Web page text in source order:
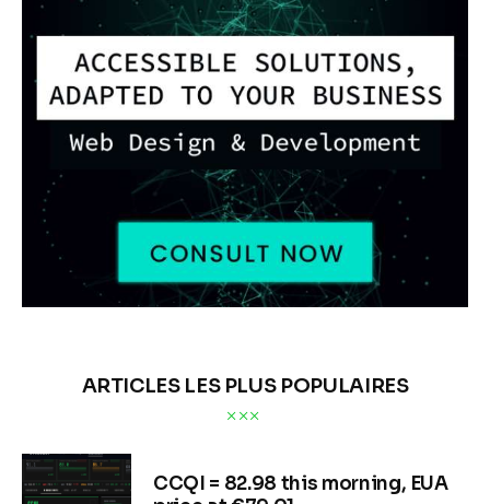
ARTICLES LES PLUS POPULAIRES
CCQI = 82.98 this morning, EUA